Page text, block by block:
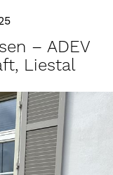
– ADEV
Liestal